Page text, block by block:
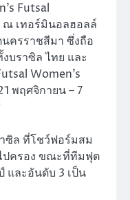
Futsal
ณ เทอร์มินอลฮอลล์
ครราชสีมา ซึ่งถือ
บราซิล ไทย และ
Women’s
พฤศจิกายน – 7
ซิล ที่โชว์ฟอร์มสม
ปครอง ขณะที่ทีมฟุต
และอันดับ 3 เป็น